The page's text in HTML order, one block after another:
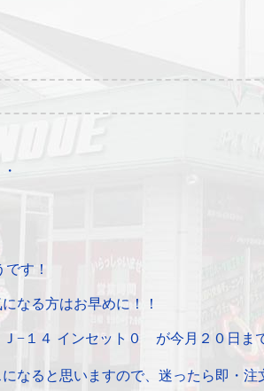
す！
なる方はお早めに！！
−１４ インセット０ が今月２０日ま
なると思いますので、迷ったら即・注